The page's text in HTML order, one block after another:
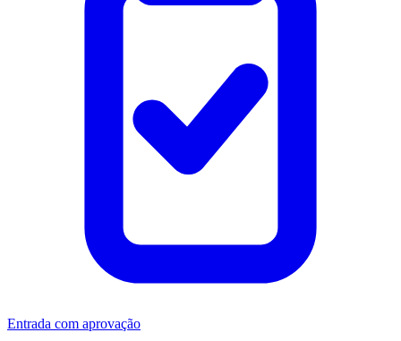
Entrada com aprovação